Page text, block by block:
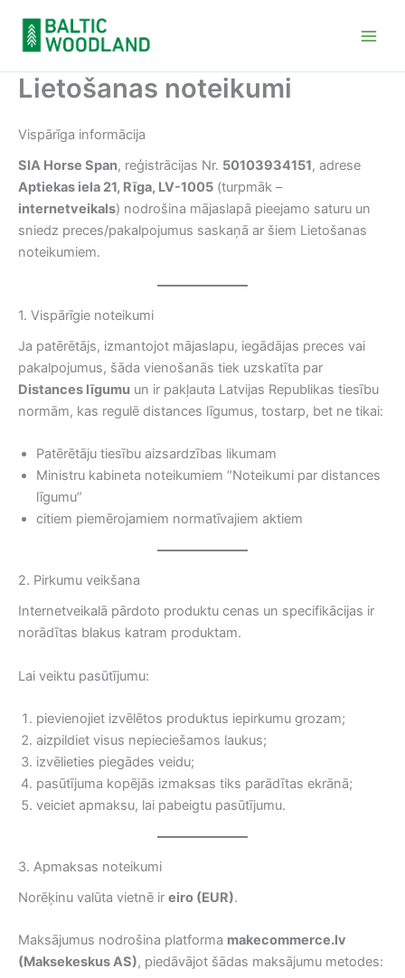
content
Lietošanas noteikumi
Vispārīga informācija
SIA Horse Span, reģistrācijas Nr. 50103934151, adrese
Aptiekas iela 21, Rīga, LV-1005 (turpmāk –
internetveikals) nodrošina mājaslapā pieejamo saturu un
sniedz preces/pakalpojumus saskaņā ar šiem Lietošanas
noteikumiem.
1. Vispārīgie noteikumi
Ja patērētājs, izmantojot mājaslapu, iegādājas preces vai
pakalpojumus, šāda vienošanās tiek uzskatīta par
Distances līgumu un ir pakļauta Latvijas Republikas tiesību
normām, kas regulē distances līgumus, tostarp, bet ne tikai:
Patērētāju tiesību aizsardzības likumam
Ministru kabineta noteikumiem “Noteikumi par distances
līgumu”
citiem piemērojamiem normatīvajiem aktiem
2. Pirkumu veikšana
Internetveikalā pārdoto produktu cenas un specifikācijas ir
norādītas blakus katram produktam.
Lai veiktu pasūtījumu:
pievienojiet izvēlētos produktus iepirkumu grozam;
aizpildiet visus nepieciešamos laukus;
izvēlieties piegādes veidu;
pasūtījuma kopējās izmaksas tiks parādītas ekrānā;
veiciet apmaksu, lai pabeigtu pasūtījumu.
3. Apmaksas noteikumi
Norēķinu valūta vietnē ir eiro (EUR).
Maksājumus nodrošina platforma makecommerce.lv
(Maksekeskus AS), piedāvājot šādas maksājumu metodes: